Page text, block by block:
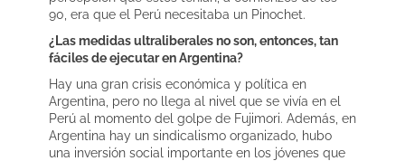
90, era que el Perú necesitaba un Pinochet.
¿Las medidas ultraliberales no son, entonces, tan
fáciles de ejecutar en Argentina?
Hay una gran crisis económica y política en
Argentina, pero no llega al nivel que se vivía en el
Perú al momento del golpe de Fujimori. Además, en
Argentina hay un sindicalismo organizado, hubo
una inversión social importante en los jóvenes que